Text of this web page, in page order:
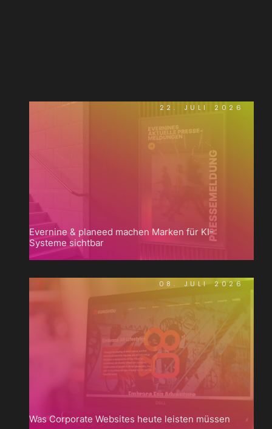
22. JULI 2026
Evernine & planeed machen Marken für KI-
Systeme sichtbar
08. JULI 2026
Was Corporate Websites heute leisten müssen